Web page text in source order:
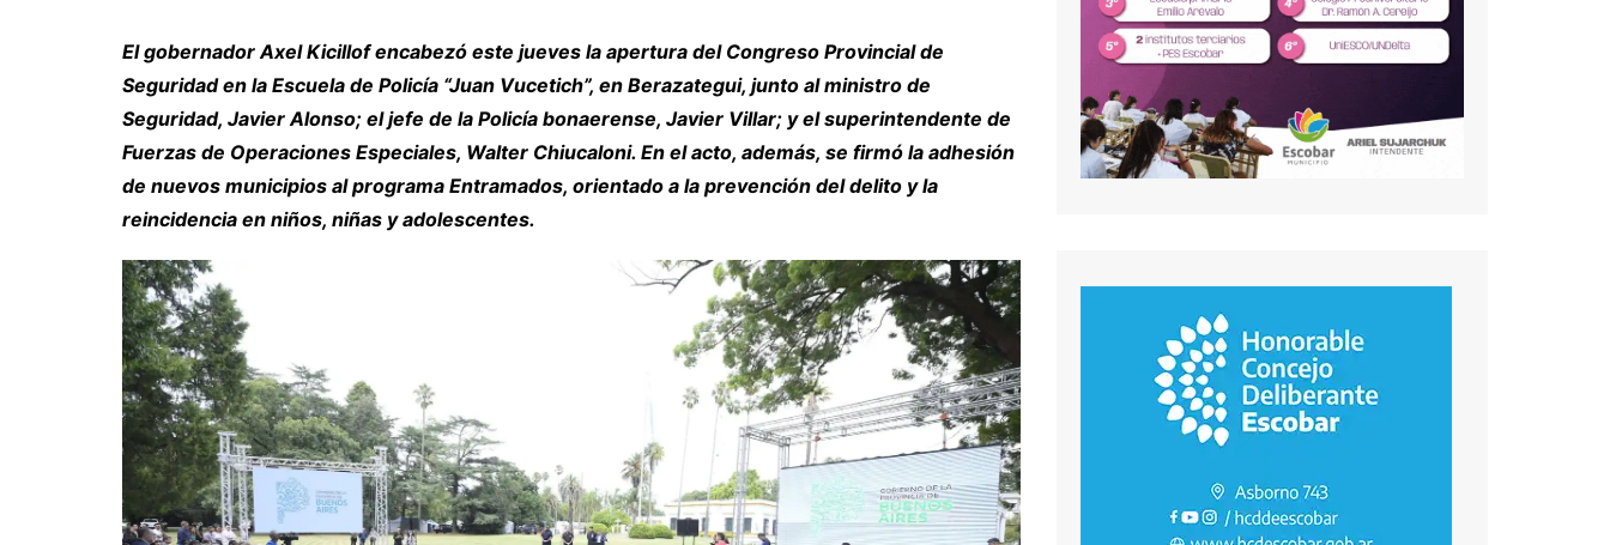
El gobernador Axel Kicillof encabezó este jueves la apertura del Congreso Provincial de
Seguridad en la Escuela de Policía “Juan Vucetich”, en Berazategui, junto al ministro de
Seguridad, Javier Alonso; el jefe de la Policía bonaerense, Javier Villar; y el superintendente de
Fuerzas de Operaciones Especiales, Walter Chiucaloni. En el acto, además, se firmó la adhesión
de nuevos municipios al programa Entramados, orientado a la prevención del delito y la
reincidencia en niños, niñas y adolescentes.